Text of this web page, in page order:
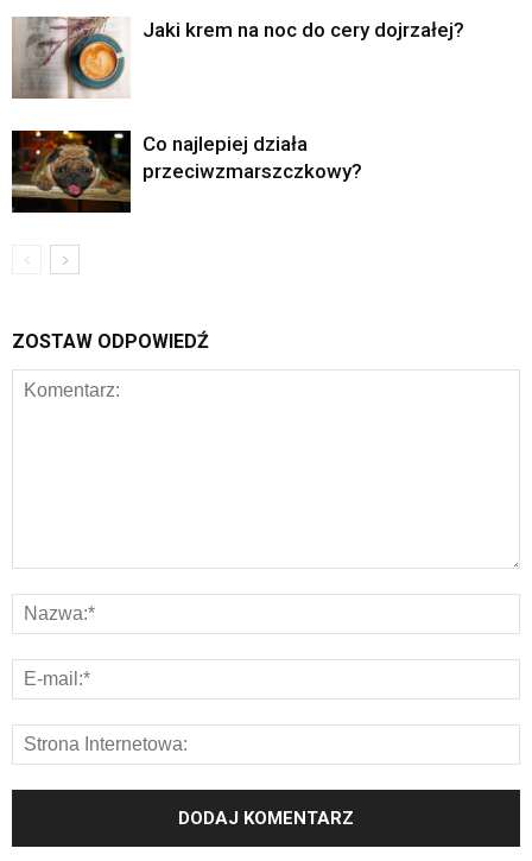
Jaki krem na noc do cery dojrzałej?
Co najlepiej działa
przeciwzmarszczkowy?
ZOSTAW ODPOWIEDŹ